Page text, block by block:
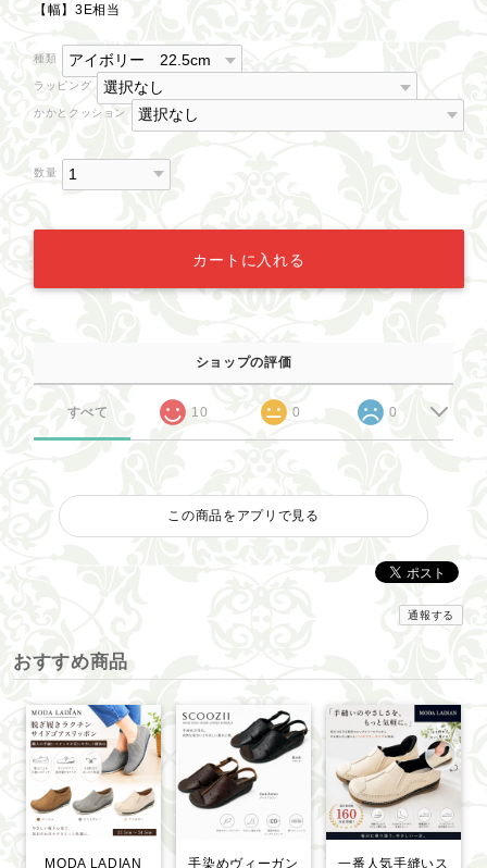
【幅】3E相当
種類
ラッピング
かかとクッション
数量
カートに入れる
ショップの評価
すべて 10 0 0
この商品をアプリで見る
通報する
おすすめ商品
MODA LADIAN 手染めヴィーガン 一番人気手縫いス